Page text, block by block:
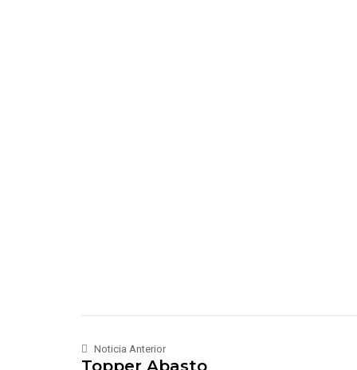
Noticia Anterior
Topper Abasto